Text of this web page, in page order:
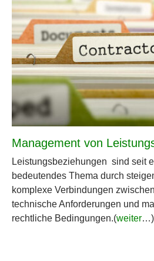
Management von
Leistungsbeziehungen sind seit
bedeutendes Thema durch
komplexe Verbindungen
technische Anforderungen und
rechtliche Bedingungen.(weiter…)